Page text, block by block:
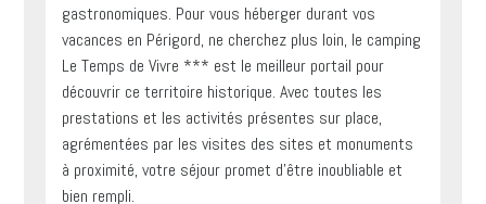
gastronomiques. Pour vous héberger durant vos
vacances en Périgord, ne cherchez plus loin, le camping
Le Temps de Vivre *** est le meilleur portail pour
découvrir ce territoire historique. Avec toutes les
prestations et les activités présentes sur place,
agrémentées par les visites des sites et monuments
à proximité, votre séjour promet d’être inoubliable et
bien rempli.